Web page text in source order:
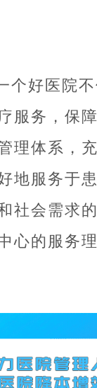
个好医院
服务，保
理体系，
地服务于
社会需求
心的服务理